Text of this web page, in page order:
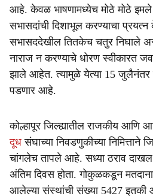
आहे. केवळ भाषणामध्येच मोठे मोठे
सभासदांची दिशाभूल करण्याचा
सभासददेखील तितकेच चतुर निघाले
नाराज न करण्याचे धोरण स्वीकारत
झाले आहेत. त्यामुळे येत्या 15 जुलैनंतर
पडणार आहे.
कोल्हापूर जिल्ह्यातील राजकीय
दूध संघाच्या निवडणुकीच्या निमित्ताने
चांगलेच तापले आहे. सध्या ठराव
अंतिम दिवस होता. गोकुळकडून
आलेल्या संस्थांची संख्या 5427 इतकी